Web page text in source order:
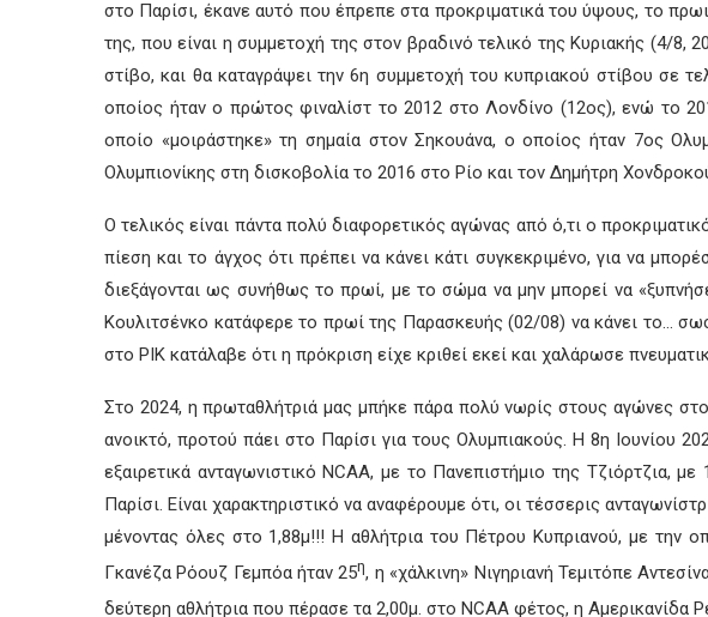
στο Παρίσι, έκανε αυτό που έπρεπε στα προκριματικά του ύψους, το
της, που είναι η συμμετοχή της στον βραδινό τελικό της Κυριακής (4/8,
στίβο, και θα καταγράψει την 6η συμμετοχή του κυπριακού στίβου σε
οποίος ήταν ο πρώτος φιναλίστ το 2012 στο Λονδίνο (12ος), ενώ το
οποίο «μοιράστηκε» τη σημαία στον Σηκουάνα, ο οποίος ήταν 7ος
Ολυμπιονίκης στη δισκοβολία το 2016 στο Ρίο και τον Δημήτρη
Ο τελικός είναι πάντα πολύ διαφορετικός αγώνας από ό,τι ο
πίεση και το άγχος ότι πρέπει να κάνει κάτι συγκεκριμένο, για να
διεξάγονται ως συνήθως το πρωί, με το σώμα να μην μπορεί να
Κουλιτσένκο κατάφερε το πρωί της Παρασκευής (02/08) να κάνει το…
στο ΡΙΚ κατάλαβε ότι η πρόκριση είχε κριθεί εκεί και χαλάρωσε
Στο 2024, η πρωταθλήτριά μας μπήκε πάρα πολύ νωρίς στους αγώνες
ανοικτό, προτού πάει στο Παρίσι για τους Ολυμπιακούς. Η 8η Ιουνίου
εξαιρετικά ανταγωνιστικό NCAA, με το Πανεπιστήμιο της Τζιόρτζια,
Παρίσι. Είναι χαρακτηριστικό να αναφέρουμε ότι, οι τέσσερις
μένοντας όλες στο 1,88μ!!! Η αθλήτρια του Πέτρου Κυπριανού, με την
Γκανέζα Ρόουζ Γεμπόα ήταν 25η, η «χάλκινη» Νιγηριανή Τεμιτόπε
δεύτερη αθλήτρια που πέρασε τα 2,00μ. στο NCAA φέτος, η Αμερικανίδα